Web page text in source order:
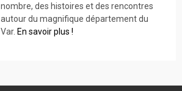
nombre, des histoires et des rencontres
autour du magnifique département du
Var. En savoir plus !